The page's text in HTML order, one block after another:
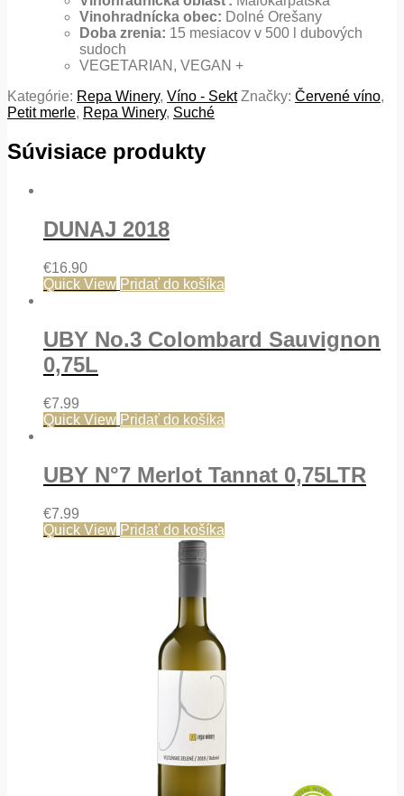
Vinohradnícka obec: Dolné Orešany
Doba zrenia: 15 mesiacov v 500 l dubových
sudoch
VEGETARIAN, VEGAN +
Kategórie: Repa Winery, Víno - Sekt Značky: Červené víno,
Petit merle, Repa Winery, Suché
Súvisiace produkty
DUNAJ 2018
€16.90
Quick View Pridať do košíka
UBY No.3 Colombard Sauvignon
0,75L
€7.99
Quick View Pridať do košíka
UBY N°7 Merlot Tannat 0,75LTR
€7.99
Quick View Pridať do košíka